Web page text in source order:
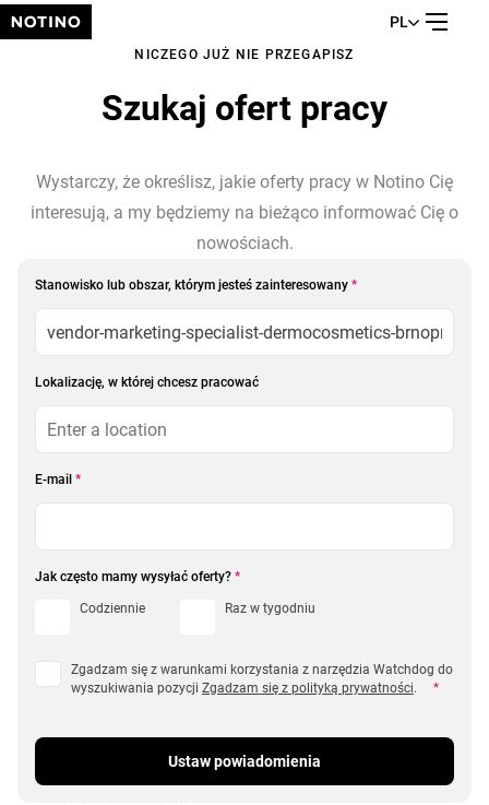
PL
NICZEGO JUŻ NIE PRZEGAPISZ
Szukaj ofert pracy
Wystarczy, że określisz, jakie oferty pracy w Notino Cię
interesują, a my będziemy na bieżąco informować Cię o
nowościach.
Stanowisko lub obszar, którym jesteś zainteresowany *
Lokalizację, w której chcesz pracować
E-mail *
Jak często mamy wysyłać oferty? *
Codziennie Raz w tygodniu
Zgadzam się z warunkami korzystania z narzędzia Watchdog do
wyszukiwania pozycji Zgadzam się z polityką prywatności. *
Ustaw powiadomienia